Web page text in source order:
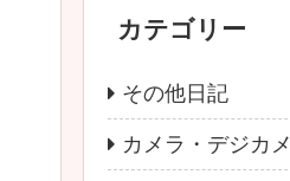
カテゴリー
その他日記
カメラ・デジカメ